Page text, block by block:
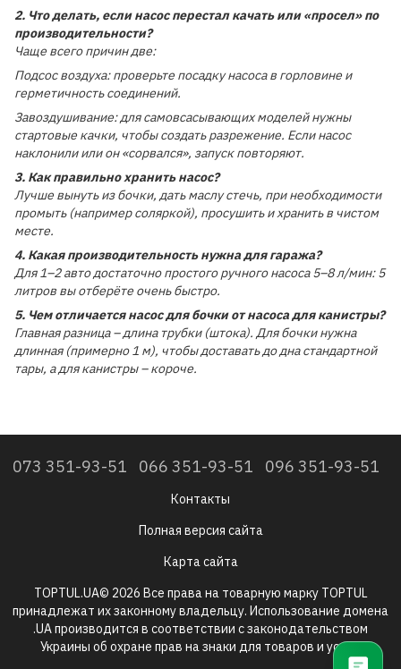
2. Что делать, если насос перестал качать или «просел» по
производительности?
Чаще всего причин две:
Подсос воздуха: проверьте посадку насоса в горловине и
герметичность соединений.
Завоздушивание: для самовсасывающих моделей нужны
стартовые качки, чтобы создать разрежение. Если насос
наклонили или он «сорвался», запуск повторяют.
3. Как правильно хранить насос?
Лучше вынуть из бочки, дать маслу стечь, при необходимости
промыть (например соляркой), просушить и хранить в чистом
месте.
4. Какая производительность нужна для гаража?
Для 1–2 авто достаточно простого ручного насоса 5–8 л/мин: 5
литров вы отберёте очень быстро.
5. Чем отличается насос для бочки от насоса для канистры?
Главная разница – длина трубки (штока). Для бочки нужна
длинная (примерно 1 м), чтобы доставать до дна стандартной
тары, а для канистры – короче.
073 351-93-51 066 351-93-51 096 351-93-51
Контакты
Полная версия сайта
Карта сайта
TOPTUL.UA© 2026 Все права на товарную марку TOPTUL
принадлежат их законному владельцу. Использование домена
.UA производится в соответствии с законодательством
Украины об охране прав на знаки для товаров и услуг.